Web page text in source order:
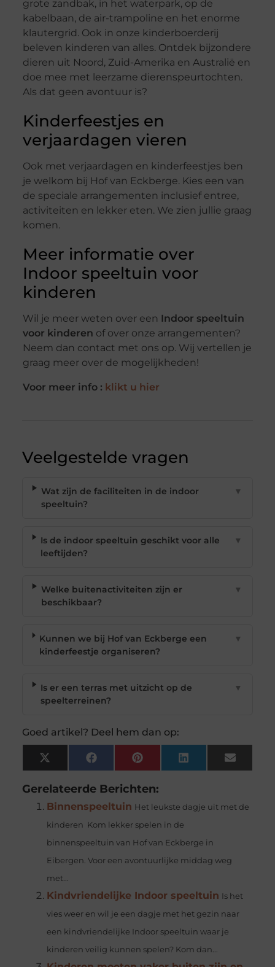
grote zandbak, in het waterpark, op de
kabelbaan, de air-trampoline en het enorme
klautergrid. Ook in onze kinderboerderij
beleven kinderen van alles. Ontdek bijzondere
dieren uit Noord, Zuid-Amerika en Australië en
doe mee met leerzame dierenspeurtochten.
Als dat geen avontuur is?
Kinderfeestjes en
verjaardagen vieren
Ook met verjaardagen en kinderfeestjes ben
je welkom bij Hof van Eckberge. Kies een van
de speciale arrangementen inclusief entree,
activiteiten en lekker eten. We zien jullie graag
komen.
Meer informatie over
Indoor speeltuin voor
kinderen
Wil je meer weten over een Indoor speeltuin
voor kinderen of over onze arrangementen?
Neem dan contact met ons op. Wij vertellen je
graag meer over de mogelijkheden!
Voor meer info : klikt u hier
Veelgestelde vragen
Wat zijn de faciliteiten in de indoor
speeltuin?
▼
Is de indoor speeltuin geschikt voor alle
leeftijden?
▼
Welke buitenactiviteiten zijn er
beschikbaar?
▼
Kunnen we bij Hof van Eckberge een
kinderfeestje organiseren?
▼
Is er een terras met uitzicht op de
speelterreinen?
▼
Goed artikel? Deel hem dan op:
X
(Twitter)
FacebookPinterest LinkedIn Email
Gerelateerde Berichten:
Binnenspeeltuin Het leukste dagje uit met de
kinderen Kom lekker spelen in de
binnenspeeltuin van Hof van Eckberge in
Eibergen. Voor een avontuurlijke middag weg
met...
Kindvriendelijke Indoor speeltuin Is het
vies weer en wil je een dagje met het gezin naar
een kindvriendelijke Indoor speeltuin waar je
kinderen veilig kunnen spelen? Kom dan...